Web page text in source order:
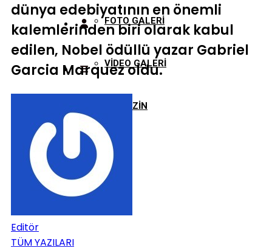
FOTO GALERİ
VİDEO GALERİ
MAGAZİN
dünya edebiyatının en önemli
kalemlerinden biri olarak kabul
edilen, Nobel ödüllü yazar Gabriel
Garcia Marquez oldu.
Editör
TÜM YAZILARI